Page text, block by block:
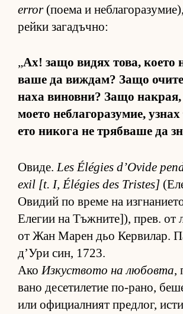
error(по­ема и
рейки за­га­дъч­но:
„Ах! защо ви­дях то­ва, ко­ето
ваше да виж­дам? Защо
наха ви­нов­ни? Защо
мо­ето неб­ла­го­ра­зу­мие,
ето ни­кога не тряб­ваше да
Ови­де.Les Élégies d’Ovide
exil [t. I, Élégies des Tristes]
Ови­дий по време на
Еле­гии на Тъж­ни­те­]), прев. от
от Жан Ма­рен дьо Кер­ви­лар.
д’Ури син, 1723.
АкоИз­кус­т­вото на лю­бовта,
вано де­се­ти­ле­тие по-ра­но,
или офи­ци­ал­ният пред­лог,